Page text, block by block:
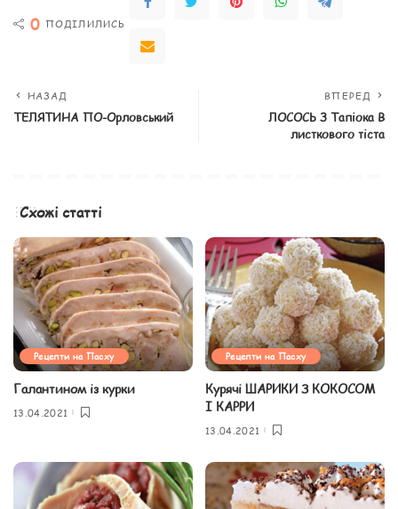
0 ПОДІЛИЛИСЬ
НАЗАД
ТЕЛЯТИНА ПО-Орловський
ВПЕРЕД
ЛОСОСЬ З Тапіока В
листкового тіста
Схожі статті
Рецепти на Пасху
Галантином із курки
13.04.2021
Рецепти на Пасху
Курячі ШАРИКИ З КОКОСОМ
І КАРРИ
13.04.2021